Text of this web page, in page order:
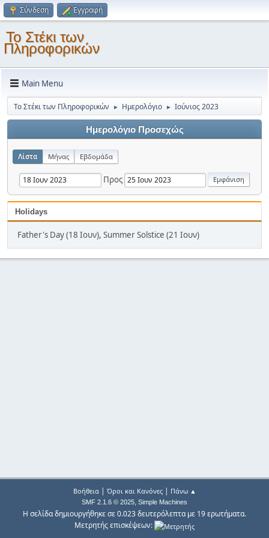
Σύνδεση Εγγραφή
Το Στέκι των
Πληροφορικών
Main Menu
Το Στέκι των Πληροφορικών ► Ημερολόγιο ► Ιούνιος 2023
Ημερολόγιο Προσεχώς
Λίστα Μήνας Εβδομάδα
Προς
Holidays
Father's Day (18 Ιουν), Summer Solstice (21 Ιουν)
Βοήθεια| Όροι και Κανόνες| Πάνω ▲
SMF 2.1.6 © 2025, Simple Machines
Η σελίδα δημιουργήθηκε σε 0.023 δευτερόλεπτα με 19 ερωτήματα.
Μετρητής επισκέψεων: